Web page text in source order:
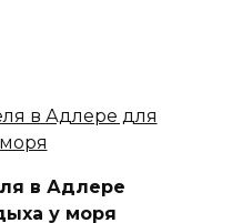
в Адлере
у моря